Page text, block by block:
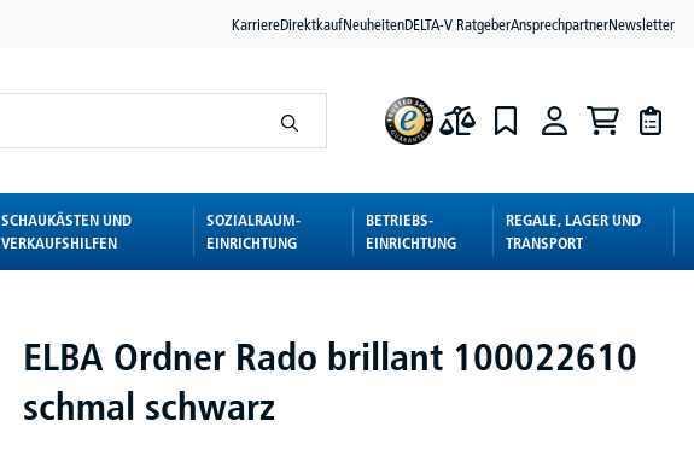
KarriereDirektkaufNeuheitenDELTA-V RatgeberAnsprechpartnerNewsletter
SCHAUKÄSTEN UND
VERKAUFSHILFEN
SOZIALRAUM-
EINRICHTUNG
BETRIEBS-
EINRICHTUNG
REGALE, LAGER UND
TRANSPORT
ELBA Ordner Rado brillant 100022610
schmal schwarz